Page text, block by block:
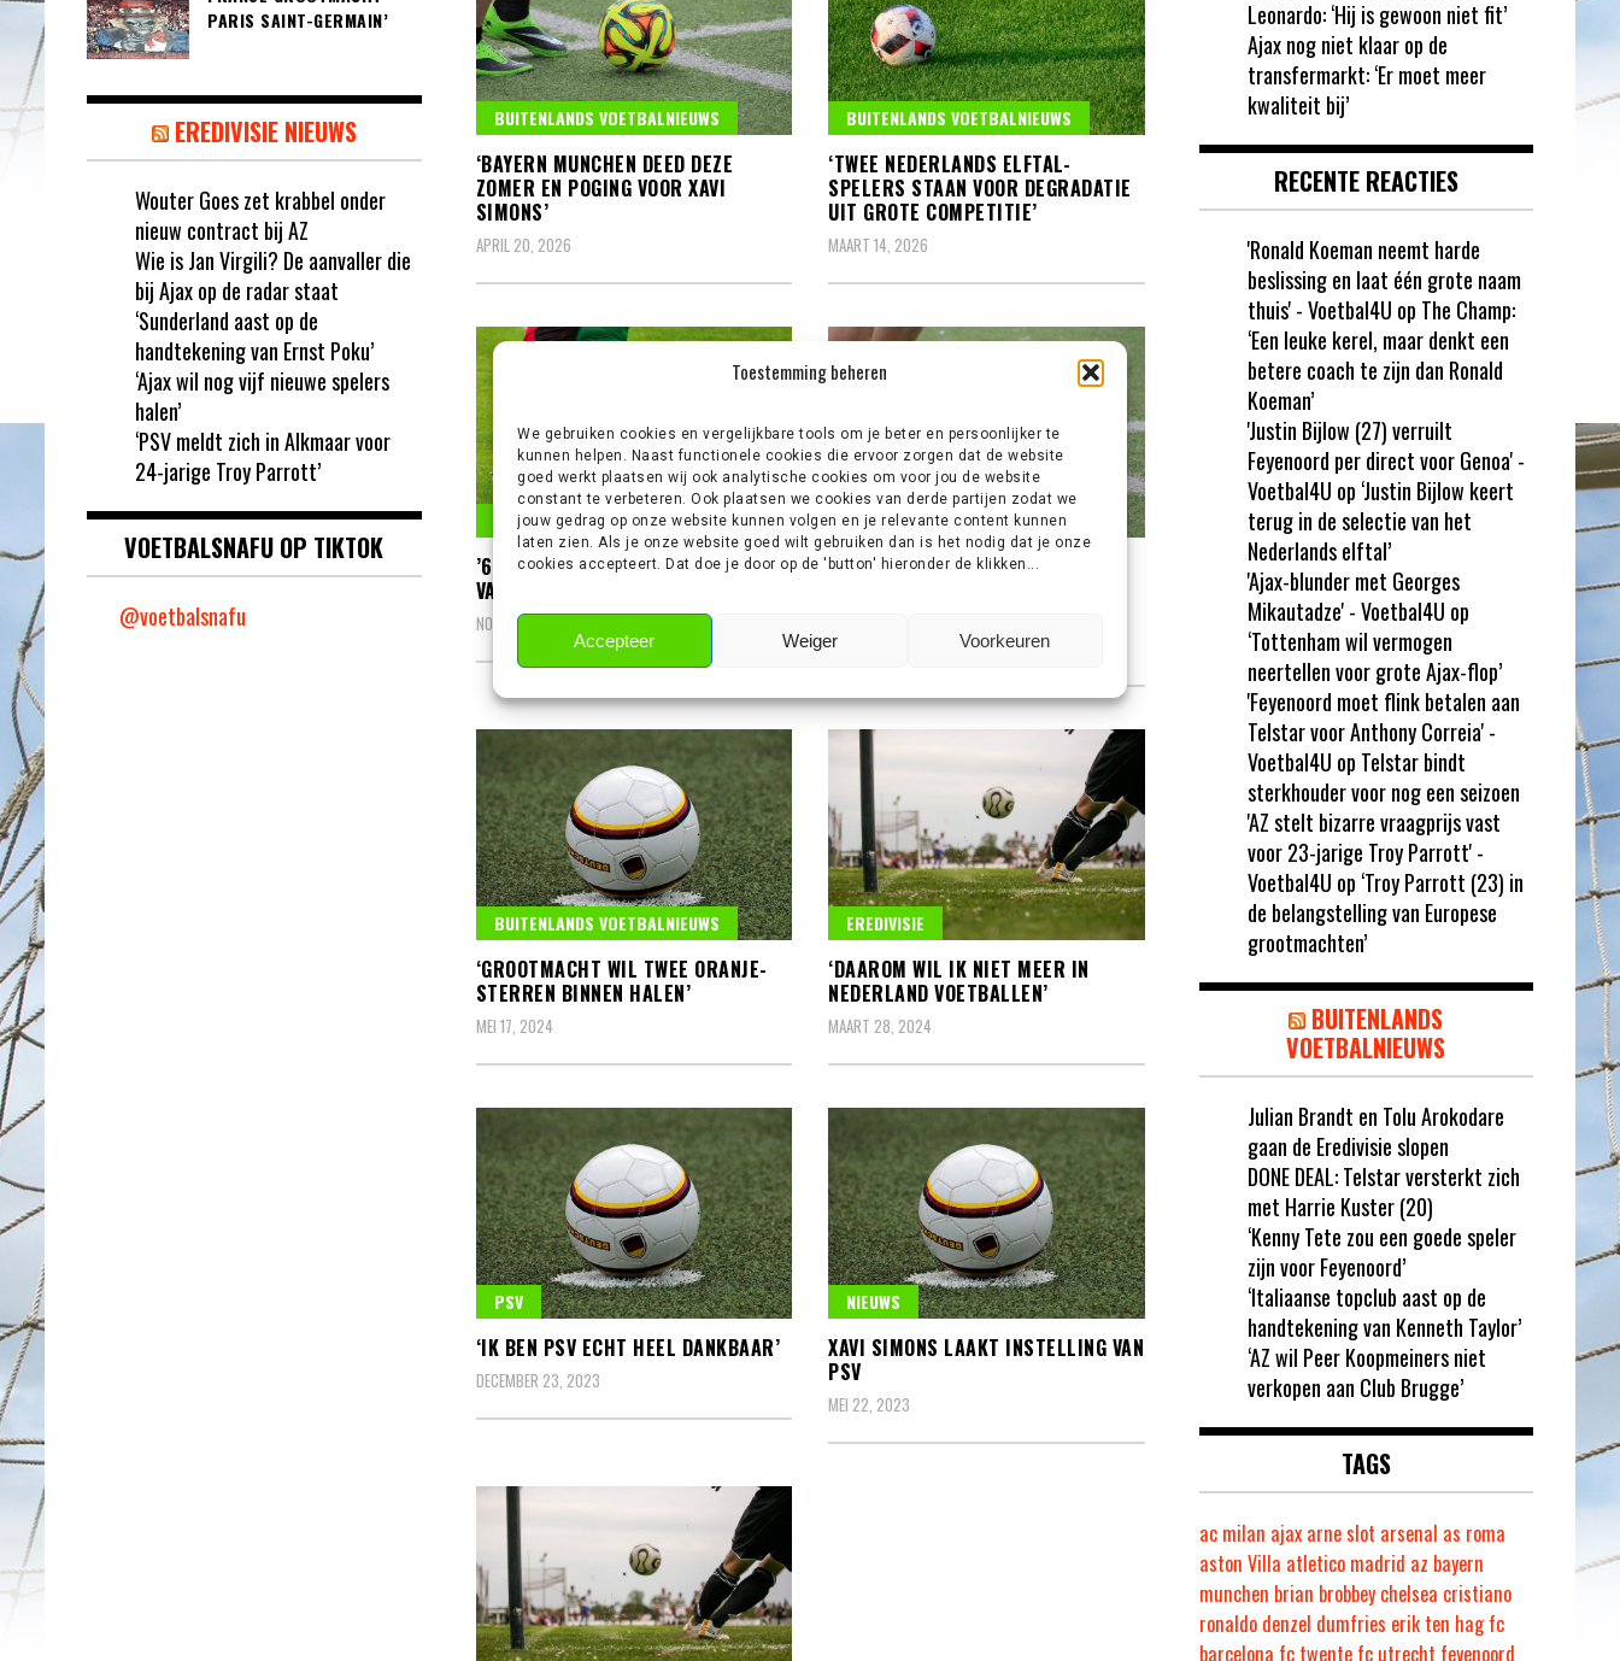
Toestemming beheren
We gebruiken cookies en vergelijkbare tools om je beter en persoonlijker te
kunnen helpen. Naast functionele cookies die ervoor zorgen dat de website
goed werkt plaatsen wij ook analytische cookies om voor jou de website
constant te verbeteren. Ook plaatsen we cookies van derde partijen zodat we
jouw gedrag op onze website kunnen volgen en je relevante content kunnen
laten zien. Als je onze website goed wilt gebruiken dan is het nodig dat je onze
cookies accepteert. Dat doe je door op de 'button' hieronder de klikken...
Accepteer Weiger Voorkeuren
BUITENLANDS VOETBALNIEUWS
‘BAYERN MUNCHEN DEED DEZE
ZOMER EN POGING VOOR XAVI
SIMONS’
APRIL 20, 2026
BUITENLANDS VOETBALNIEUWS
‘TWEE NEDERLANDS ELFTAL-
SPELERS STAAN VOOR DEGRADATIE
UIT GROTE COMPETITIE’
MAART 14, 2026
BUITENLANDS VOETBALNIEUWS
’65 MILJOEN EN EEN RIANT SALARIS
VAN 14 MILJOEN EURO’
NOVEMBER 19, 2025
BUITENLANDS VOETBALNIEUWS
‘ZOMERSE MEGATRANSFER OP
MAART 19, 2025
BUITENLANDS VOETBALNIEUWS
‘GROOTMACHT WIL TWEE ORANJE-
STERREN BINNEN HALEN’
MEI 17, 2024
EREDIVISIE
‘DAAROM WIL IK NIET MEER IN
NEDERLAND VOETBALLEN’
MAART 28, 2024
PSV
‘IK BEN PSV ECHT HEEL DANKBAAR’
DECEMBER 23, 2023
NIEUWS
XAVI SIMONS LAAKT INSTELLING VAN
PSV
MEI 22, 2023
PARIS SAINT-GERMAIN’
EREDIVISIE NIEUWS
Wouter Goes zet krabbel onder
nieuw contract bij AZ
Wie is Jan Virgili? De aanvaller die
bij Ajax op de radar staat
‘Sunderland aast op de
handtekening van Ernst Poku’
‘Ajax wil nog vijf nieuwe spelers
halen’
‘PSV meldt zich in Alkmaar voor
24-jarige Troy Parrott’
VOETBALSNAFU OP TIKTOK
@voetbalsnafu
Leonardo: ‘Hij is gewoon niet fit’
Ajax nog niet klaar op de
transfermarkt: ‘Er moet meer
kwaliteit bij’
RECENTE REACTIES
'Ronald Koeman neemt harde
beslissing en laat één grote naam
thuis' - Voetbal4U op The Champ:
‘Een leuke kerel, maar denkt een
betere coach te zijn dan Ronald
Koeman’
'Justin Bijlow (27) verruilt
Feyenoord per direct voor Genoa' -
Voetbal4U op ‘Justin Bijlow keert
terug in de selectie van het
Nederlands elftal’
'Ajax-blunder met Georges
Mikautadze' - Voetbal4U op
‘Tottenham wil vermogen
neertellen voor grote Ajax-flop’
'Feyenoord moet flink betalen aan
Telstar voor Anthony Correia' -
Voetbal4U op Telstar bindt
sterkhouder voor nog een seizoen
'AZ stelt bizarre vraagprijs vast
voor 23-jarige Troy Parrott' -
Voetbal4U op ‘Troy Parrott (23) in
de belangstelling van Europese
grootmachten’
BUITENLANDS
VOETBALNIEUWS
Julian Brandt en Tolu Arokodare
gaan de Eredivisie slopen
DONE DEAL: Telstar versterkt zich
met Harrie Kuster (20)
‘Kenny Tete zou een goede speler
zijn voor Feyenoord’
‘Italiaanse topclub aast op de
handtekening van Kenneth Taylor’
‘AZ wil Peer Koopmeiners niet
verkopen aan Club Brugge’
TAGS
ac milan ajax arne slot arsenal as roma
aston Villa atletico madrid az bayern
munchen brian brobbey chelsea cristiano
ronaldo denzel dumfries erik ten hag fc
barcelona fc twente fc utrecht feyenoord